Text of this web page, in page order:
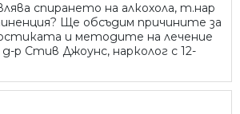
спирането на алкохола, т.нар
Ще обсъдим причините за
и методите на лечение
р Стив Джоунс, нарколог с 12-